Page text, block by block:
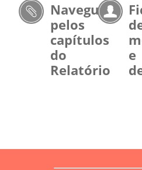
Navegue
pelos
capítulos
do
Relatório
e